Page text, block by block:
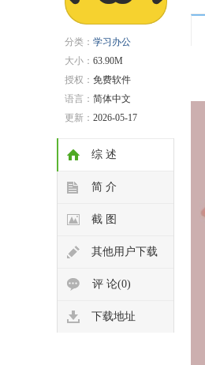
分类： 学习办公
大小： 63.90M
授权： 免费软件
语言： 简体中文
更新： 2026-05-17
综 述
简 介
截 图
其他用户下载
评 论(0)
下载地址